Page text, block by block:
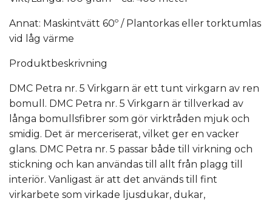
Annat: Maskintvätt 60º / Plantorkas eller torktumlas
vid låg värme
Produktbeskrivning
DMC Petra nr. 5 Virkgarn är ett tunt virkgarn av ren
bomull. DMC Petra nr. 5 Virkgarn är tillverkad av
långa bomullsfibrer som gör virktråden mjuk och
smidig. Det är merceriserat, vilket ger en vacker
glans. DMC Petra nr. 5 passar både till virkning och
stickning och kan användas till allt från plagg till
interiör. Vanligast är att det används till fint
virkarbete som virkade ljusdukar, dukar,